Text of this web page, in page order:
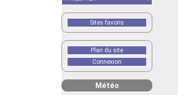
Sites favoris
Plan du site
Connexion
Météo